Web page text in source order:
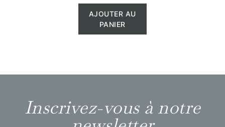
AJOUTER AU
PANIER
Inscrivez-vous à notre